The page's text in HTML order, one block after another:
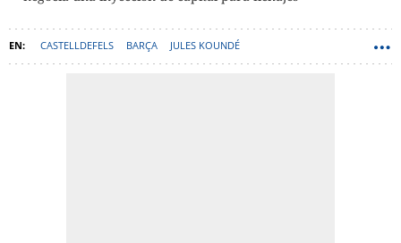
CASTELLDEFELS BARÇA JULES KOUNDÉ